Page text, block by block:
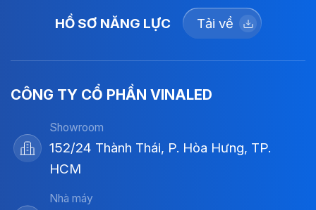
HỒ SƠ NĂNG LỰC Tải về
CÔNG TY CỔ PHẦN VINALED
Showroom
152/24 Thành Thái, P. Hòa Hưng, TP.
HCM
Nhà máy